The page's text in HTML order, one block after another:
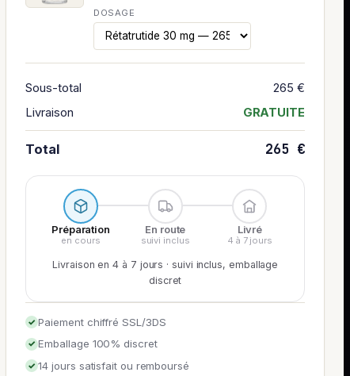
DOSAGE
Sous-total
265 €
Livraison
GRATUITE
Total 265 €
Préparation
en cours
En route
suivi inclus
Livré
4 à 7 jours
Livraison en 4 à 7 jours · suivi inclus, emballage
discret
✓ Paiement chiffré SSL/3DS
✓ Emballage 100% discret
✓ 14 jours satisfait ou remboursé